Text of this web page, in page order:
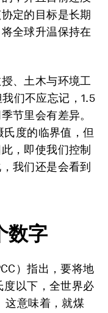
定的目标是长期
全球升温保持在
、土木与环境工
们不应忘记，1.5
节里会有差异。
度的临界值，但
，即使我们控制
我们还是会看到
数字
）指出，要将地
度以下，全世界必
这意味着，就煤